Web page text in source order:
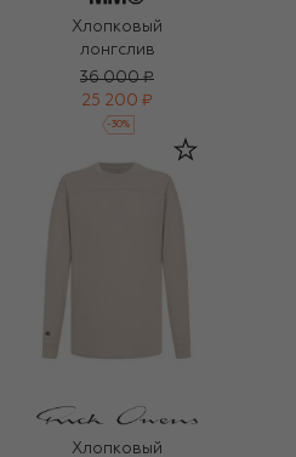
Хлопковый
лонгслив
36 000 ₽
25 200 ₽
-30%
Хлопковый